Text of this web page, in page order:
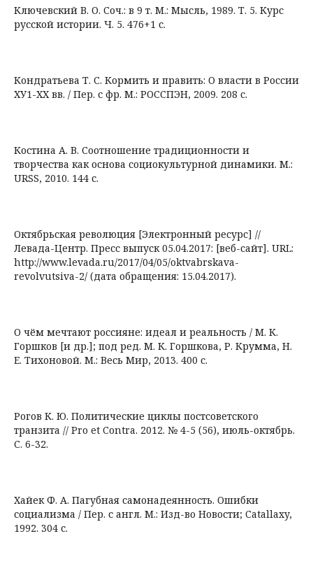
Ключевский В. О. Соч.: в 9 т. М.: Мысль, 1989. Т. 5. Курс
русской истории. Ч. 5. 476+1 с.
Кондратьева Т. С. Кормить и править: О власти в России
ХУ1-ХХ вв. / Пер. с фр. М.: РОССПЭН, 2009. 208 с.
Костина А. В. Соотношение традиционности и
творчества как основа социокультурной динамики. М.:
URSS, 2010. 144 с.
Октябрьская революция [Электронный ресурс] //
Левада-Центр. Пресс выпуск 05.04.2017: [веб-сайт]. URL:
http://www.levada.ru/2017/04/05/oktvabrskava-
revolvutsiva-2/ (дата обращения: 15.04.2017).
О чём мечтают россияне: идеал и реальность / М. К.
Горшков [и др.]; под ред. М. К. Горшкова, Р. Крумма, Н.
Е. Тихоновой. М.: Весь Мир, 2013. 400 с.
Рогов К. Ю. Политические циклы постсоветского
транзита // Pro et Contra. 2012. № 4-5 (56), июль-октябрь.
С. 6-32.
Хайек Ф. А. Пагубная самонадеянность. Ошибки
социализма / Пер. с англ. М.: Изд-во Новости; Catallaxy,
1992. 304 с.